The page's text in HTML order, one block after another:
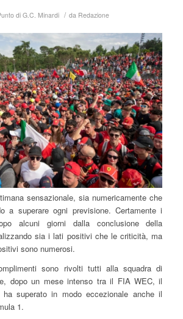
di G.C. Minardi / da Redazione
sensazionale, sia numericamente che
a superare ogni previsione. Certamente i
alcuni giorni dalla conclusione della
sia i lati positivi che le criticità, ma
sono numerosi.
sono rivolti tutti alla squadra di
dopo un mese intenso tra il FIA WEC, il
ha superato in modo eccezionale anche il
1.